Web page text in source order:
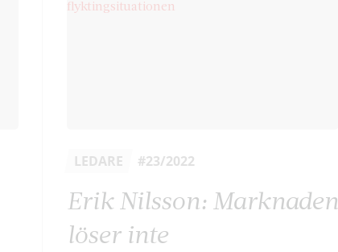
LEDARE #23/2022
Erik Nilsson: Marknaden
löser inte